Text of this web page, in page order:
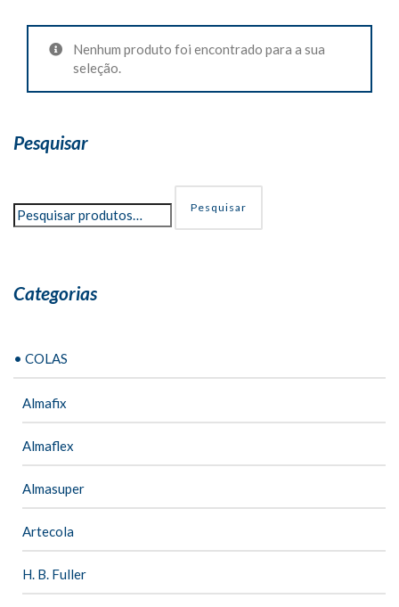
Nenhum produto foi encontrado para a sua
seleção.
Pesquisar
Pesquisar
Categorias
• COLAS
Almafix
Almaflex
Almasuper
Artecola
H. B. Fuller